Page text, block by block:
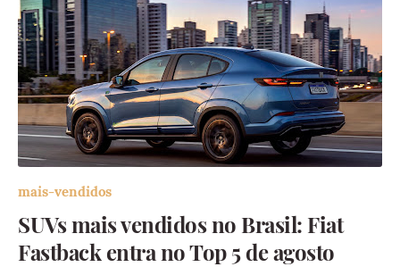
mais-vendidos
SUVs mais vendidos no Brasil: Fiat
Fastback entra no Top 5 de agosto